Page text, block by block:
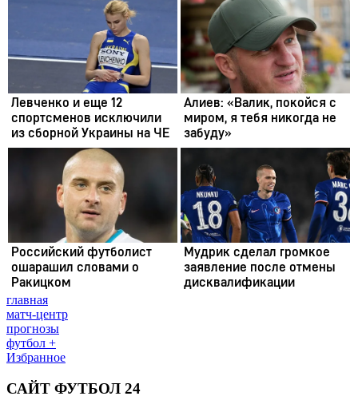
главная
матч-центр
прогнозы
футбол +
Избранное
САЙТ ФУТБОЛ 24